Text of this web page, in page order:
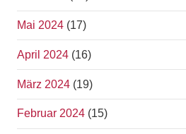
Mai 2024 (17)
April 2024 (16)
März 2024 (19)
Februar 2024 (15)